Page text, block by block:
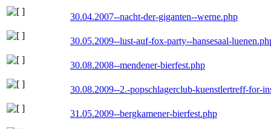
30.04.2007--nacht-der-giganten--werne.php
30.05.2009--lust-auf-fox-party--hansesaal-
30.08.2008--mendener-bierfest.php
30.08.2009--2.-popschlagerclub-kuenstlertreff-for-
31.05.2009--bergkamener-bierfest.php